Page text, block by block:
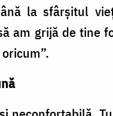
la sfârşitul
am grijă de tine